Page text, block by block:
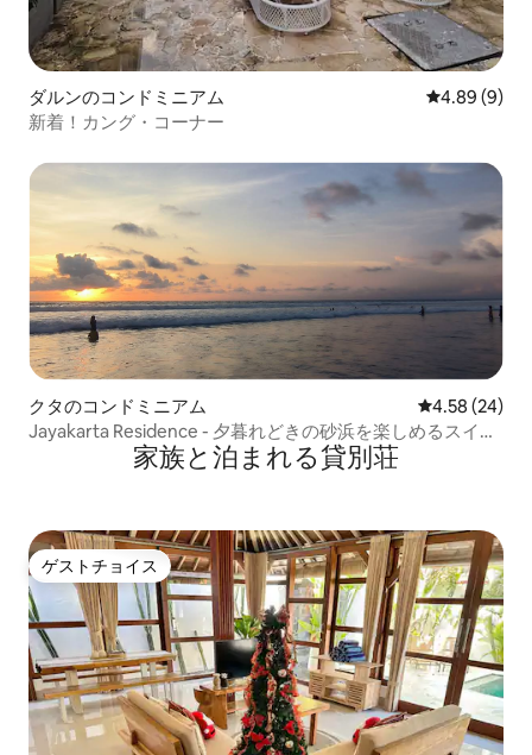
ダルンのコンドミニアム レビュー9件
4.89 (9)
新着！カング・コーナー
クタのコンドミニアム レビュー24
4.58 (24)
Jayakarta Residence - 夕暮れどきの砂浜を楽しめるスイー
ト、Legian 6432家族と泊まれる貸別荘
ゲストチョイス
ゲストチョイス